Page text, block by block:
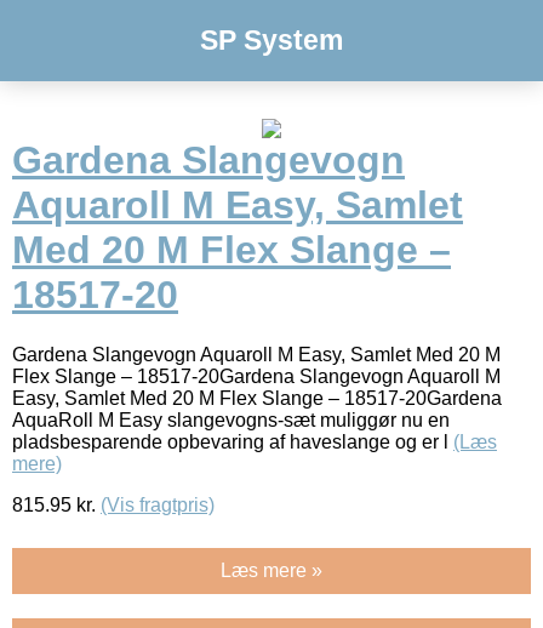
SP System
Gardena Slangevogn
Aquaroll M Easy, Samlet
Med 20 M Flex Slange –
18517-20
Gardena Slangevogn Aquaroll M Easy, Samlet Med 20 M
Flex Slange – 18517-20Gardena Slangevogn Aquaroll M
Easy, Samlet Med 20 M Flex Slange – 18517-20Gardena
AquaRoll M Easy slangevogns-sæt muliggør nu en
pladsbesparende opbevaring af haveslange og er l (Læs
mere)
815.95 kr. (Vis fragtpris)
Læs mere »